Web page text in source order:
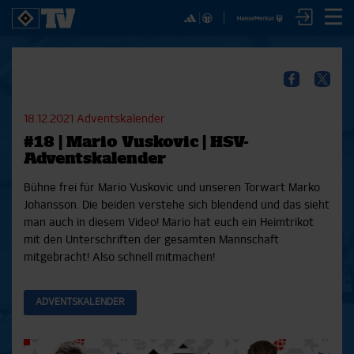
Bundesliga 17/18
Bundesliga 16/17
Pokal- und Testspiele
Testspiele
Reportagen
Interviews
Reportagen
Bunte HSV-Welt
Verein
HSVTV-ABO!
Mit dem HSVtv-Abo hast Du vollen Zugriff auf über
in voller Länge, sowie Spielzusammenfassungen,
exklusive Interviews, Pressekonferenzen und vieles
mehr.
18.12.2021 Adventskalender
#18 | Mario Vuskovic | HSV-
Adventskalender
Bühne frei für Mario Vuskovic und unseren Torwart Marko
Johansson. Die beiden verstehe sich blendend und das sieht
man auch in diesem Video! Mario hat euch ein Heimtrikot
mit den Unterschriften der gesamten Mannschaft
mitgebracht! Also schnell mitmachen!
ADVENTSKALENDER
Aktuelle